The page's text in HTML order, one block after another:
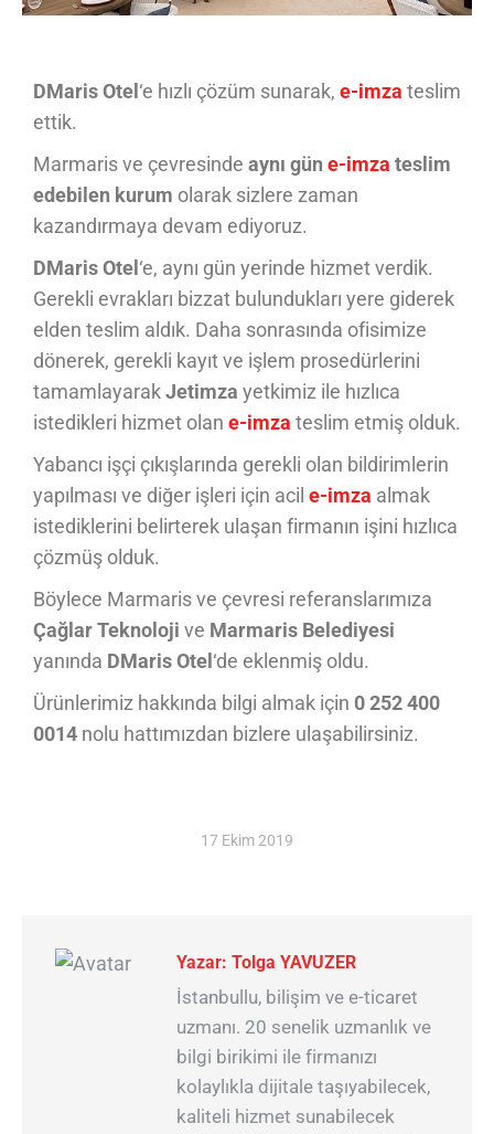
DMaris Otel ‘e hızlı çözüm sunarak, e-imza teslim
ettik.
Marmaris ve çevresinde aynı gün e-imza teslim
edebilen kurum olarak sizlere zaman
kazandırmaya devam ediyoruz.
DMaris Otel ‘e, aynı gün yerinde hizmet verdik.
Gerekli evrakları bizzat bulundukları yere giderek
elden teslim aldık. Daha sonrasında ofisimize
dönerek, gerekli kayıt ve işlem prosedürlerini
tamamlayarakJetimza yetkimiz ile hızlıca
istedikleri hizmet olan e-imza teslim etmiş olduk.
Yabancı işçi çıkışlarında gerekli olan bildirimlerin
yapılması ve diğer işleri için acil e-imza almak
istediklerini belirterek ulaşan firmanın işini hızlıca
çözmüş olduk.
Böylece Marmaris ve çevresi referanslarımıza
Çağlar Teknoloji ve Marmaris Belediyesi
yanında DMaris Otel ‘de eklenmiş oldu.
Ürünlerimiz hakkında bilgi almak için 0 252 400
0014 nolu hattımızdan bizlere ulaşabilirsiniz.
17 Ekim 2019
Yazar: Tolga YAVUZER
İstanbullu, bilişim ve e-ticaret
uzmanı. 20 senelik uzmanlık ve
bilgi birikimi ile firmanızı
kolaylıkla dijitale taşıyabilecek,
kaliteli hizmet sunabilecek